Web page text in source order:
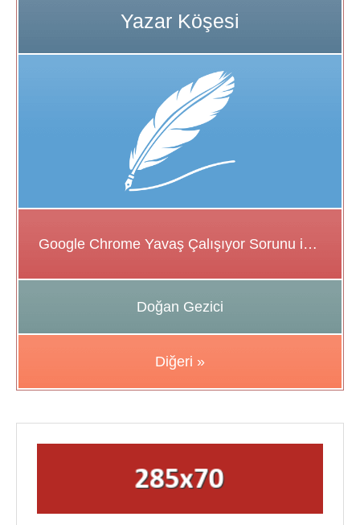
Google Chrome Yavaş Çalışıyor Sorunu için Çözüm Önerileri
Doğan Gezici
Diğeri »